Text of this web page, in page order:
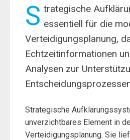
S trategische
essentiell für die
Verteidigungsplanung,
Echtzeitinformationen
Analysen zur
Strategische
unverzichtbares Element in
Verteidigungsplanung. Sie